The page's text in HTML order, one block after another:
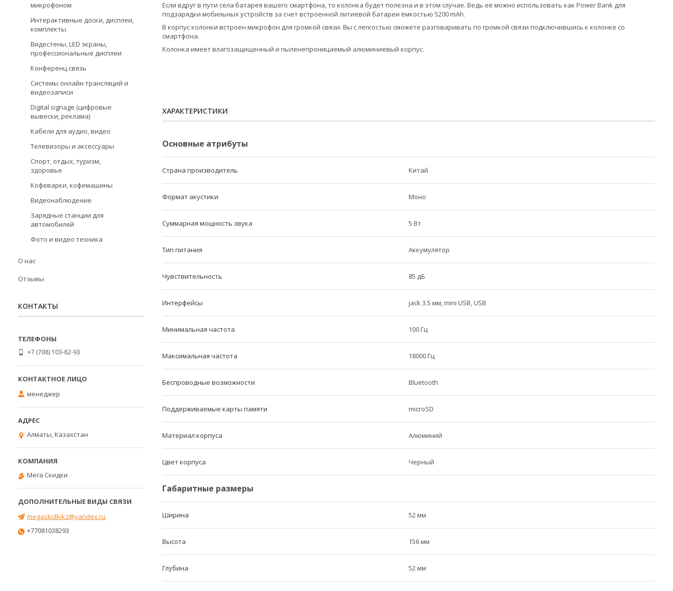
Если вдруг в пути села батарея вашего смартфона, то колонка будет полезна и в этом случае. Ведь её можно использовать как Power Bank для
подзарядки мобильных устройств за счет встроенной литиевой батареи ёмкостью 5200 mAh.
В корпус колонки встроен микрофон для громкой связи. Вы с легкостью сможете разговаривать по громкой связи подключившись к колонке со
смартфона.
Колонка имеет влагозащищенный и пыленепроницаемый алюминиевый корпус.
ХАРАКТЕРИСТИКИ
Основные атрибуты
Страна производитель Китай
Формат акустики Моно
Суммарная мощность звука 5 Вт
Тип питания Аккумулятор
Чувствительность 85 дБ
Интерфейсы jack 3.5 мм, mini USB, USB
Минимальная частота 100 Гц
Максимальная частота 18000 Гц
Беспроводные возможности Bluetooth
Поддерживаемые карты памяти microSD
Материал корпуса Алюминий
Цвет корпуса Черный
Габаритные размеры
Ширина 52 мм
Высота 156 мм
Глубина 52 мм
микрофоном
Интерактивные доски, дисплеи,
комплекты
Видестены, LED экраны,
профессиональные дисплеи
Конференц связь
Системы онлайн трансляций и
видеозаписи
Digital signage (цифровые
вывески, реклама)
Кабели для аудио, видео
Телевизоры и аксессуары
Спорт, отдых, туризм,
здоровье
Кофеварки, кофемашины
Видеонаблюдение
Зарядные станции для
автомобилей
Фото и видео техника
О нас
Отзывы
КОНТАКТЫ
+7 (708) 103-82-93
менеджер
Алматы, Казахстан
Мега Скидки
megaskidkikz@yandex.ru
+77081038293